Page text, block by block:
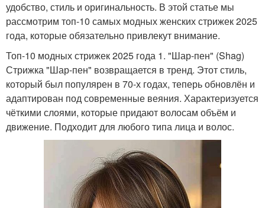
удобство, стиль и оригинальность. В этой статье мы
рассмотрим топ-10 самых модных женских стрижек 2025
года, которые обязательно привлекут внимание.
Топ-10 модных стрижек 2025 года 1. "Шар-пен" (Shag)
Стрижка "Шар-пен" возвращается в тренд. Этот стиль,
который был популярен в 70-х годах, теперь обновлён и
адаптирован под современные веяния. Характеризуется
чёткими слоями, которые придают волосам объём и
движение. Подходит для любого типа лица и волос.